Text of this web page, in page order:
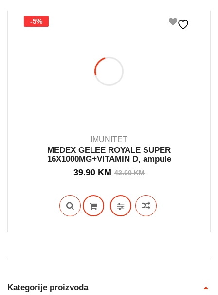
-5%
IMUNITET
MEDEX GELEE ROYALE SUPER
16X1000MG+VITAMIN D, ampule
42.00KMIzvorna
bila
je:
42.00 KM.
39.90 KM
Trenutna
je:
39.90 KM.
Kategorije proizvoda